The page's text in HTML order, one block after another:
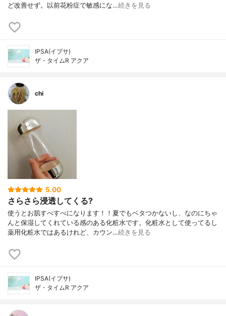
ど改善せず。以前花粉症で敏感にな…続きを見る
IPSA(イプサ)
ザ・タイムR アクア
chi
5.00
さらさら浸透してくる?
使うとお肌すべすべになります！！夏でもベタつかないし、なのにちゃ
んと保湿してくれている感のある化粧水です。化粧水として使ってるし
薬用化粧水ではあるけれど、カウン…続きを見る
IPSA(イプサ)
ザ・タイムR アクア